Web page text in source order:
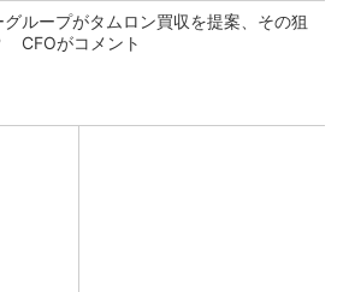
グループがタムロン買収を提案、その狙
CFOがコメント